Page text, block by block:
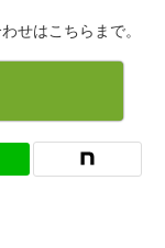
せはこちらまで。